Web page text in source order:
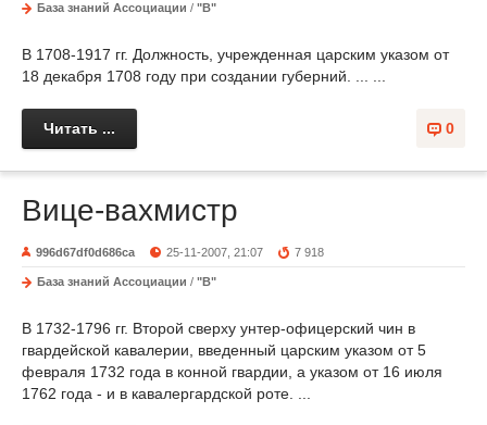
База знаний Ассоциации / "В"
В 1708-1917 гг. Должность, учрежденная цар­ским указом от
18 декабря 1708 году при создании губерний. ... ...
0
Читать ...
Вице-вахмистр
996d67df0d686ca 25-11-2007, 21:07 7 918
База знаний Ассоциации / "В"
В 1732-1796 гг. Второй сверху унтер-офицерский чин в
гвардейской кавалерии, введенный царским указом от 5
февраля 1732 года в конной гвардии, а указом от 16 ию­ля
1762 года - и в кавалергардской роте. ...